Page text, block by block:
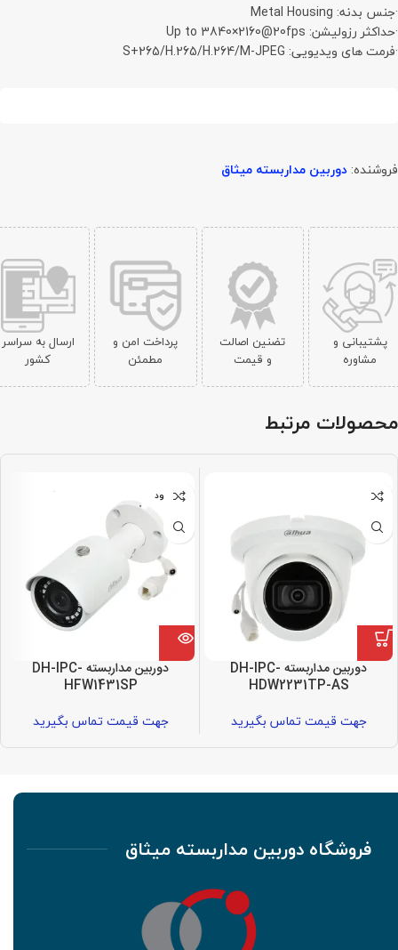
فروشنده: دوربین مداربسته میثاق
·جنس بدنه: Metal Housing
·حداکثر رزولیشن: Up to 3840×2160@20fps
·فرمت های ویدیویی: S+265/H.265/H.264/M-JPEG
پشتیبانی و
مشاوره
تضنین اصالت
و قیمت
پرداخت امن و
مطمئن
ارسال به سراسر
کشور
محصولات مرتبط
دوربین مداربسته DH-IPC-
HDW2231TP-AS
جهت قیمت تماس بگیرید
ناموجود
دوربین مداربسته DH-IPC-
HFW1431SP
جهت قیمت تماس بگیرید
فروشگاه دوربین مداربسته میثاق